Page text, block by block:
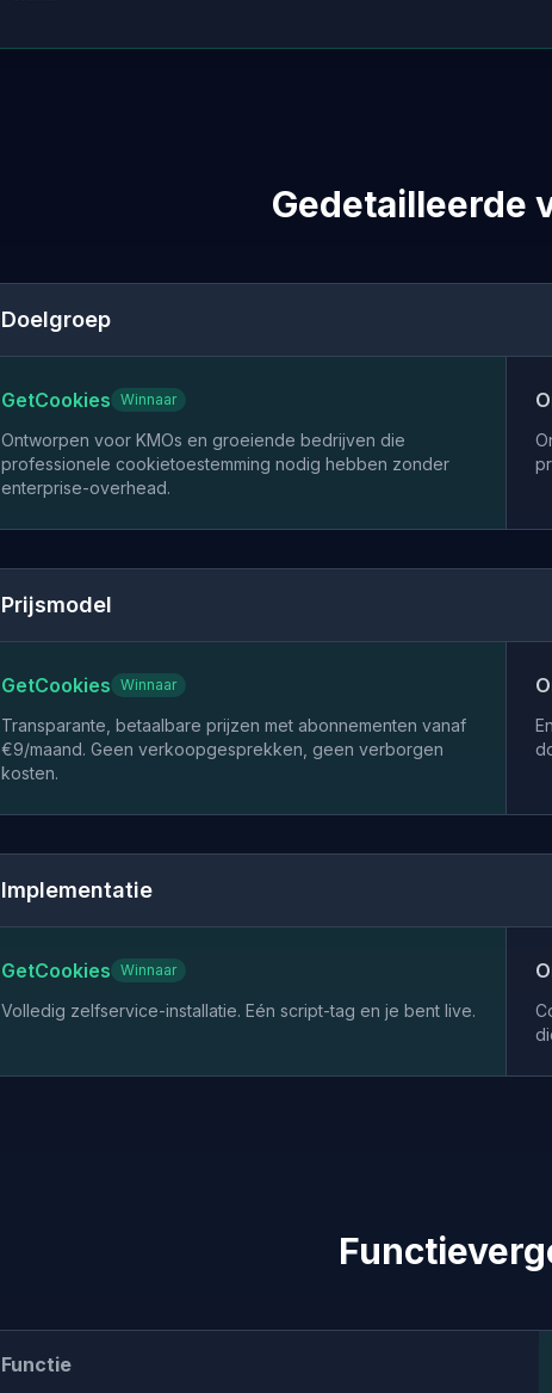
Gedetailleerde
Doelgroep
GetCookies Winnaar
Ontworpen voor KMOs en groeiende bedrijven die
professionele cookietoestemming nodig hebben zonder
enterprise-overhead.
Prijsmodel
GetCookies Winnaar
Transparante, betaalbare prijzen met abonnementen vanaf
€9/maand. Geen verkoopgesprekken, geen verborgen
kosten.
Implementatie
GetCookies Winnaar
Volledig zelfservice-installatie. Eén script-tag en je bent live.
Functie